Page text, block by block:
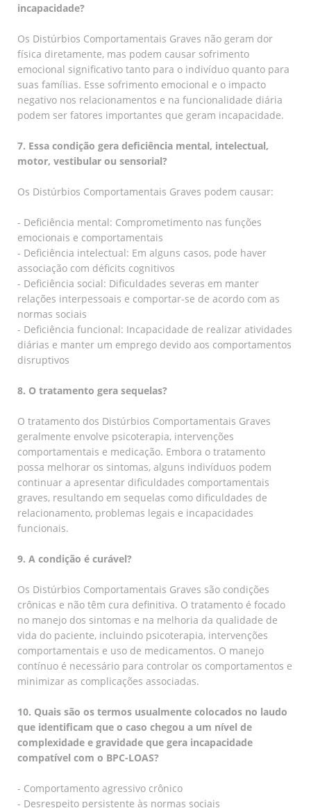
incapacidade?
Os Distúrbios Comportamentais Graves não geram dor
física diretamente, mas podem causar sofrimento
emocional significativo tanto para o indivíduo quanto para
suas famílias. Esse sofrimento emocional e o impacto
negativo nos relacionamentos e na funcionalidade diária
podem ser fatores importantes que geram incapacidade.
7. Essa condição gera deficiência mental, intelectual,
motor, vestibular ou sensorial?
Os Distúrbios Comportamentais Graves podem causar:
- Deficiência mental: Comprometimento nas funções
emocionais e comportamentais
- Deficiência intelectual: Em alguns casos, pode haver
associação com déficits cognitivos
- Deficiência social: Dificuldades severas em manter
relações interpessoais e comportar-se de acordo com as
normas sociais
- Deficiência funcional: Incapacidade de realizar atividades
diárias e manter um emprego devido aos comportamentos
disruptivos
8. O tratamento gera sequelas?
O tratamento dos Distúrbios Comportamentais Graves
geralmente envolve psicoterapia, intervenções
comportamentais e medicação. Embora o tratamento
possa melhorar os sintomas, alguns indivíduos podem
continuar a apresentar dificuldades comportamentais
graves, resultando em sequelas como dificuldades de
relacionamento, problemas legais e incapacidades
funcionais.
9. A condição é curável?
Os Distúrbios Comportamentais Graves são condições
crônicas e não têm cura definitiva. O tratamento é focado
no manejo dos sintomas e na melhoria da qualidade de
vida do paciente, incluindo psicoterapia, intervenções
comportamentais e uso de medicamentos. O manejo
contínuo é necessário para controlar os comportamentos e
minimizar as complicações associadas.
10. Quais são os termos usualmente colocados no laudo
que identificam que o caso chegou a um nível de
complexidade e gravidade que gera incapacidade
compatível com o BPC-LOAS?
- Comportamento agressivo crônico
- Desrespeito persistente às normas sociais